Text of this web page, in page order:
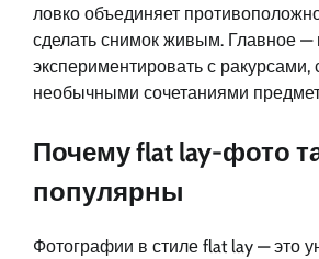
ловко объединяет
сделать снимок живым. Главное —
экспериментировать с ракурсами,
необычными сочетаниями
Почему flat lay-фото
популярны
Фотографии в стиле flat lay — это